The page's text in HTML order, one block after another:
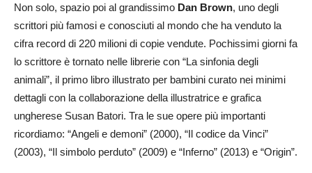
Non solo, spazio poi al grandissimo Dan Brown, uno degli
scrittori più famosi e conosciuti al mondo che ha venduto la
cifra record di 220 milioni di copie vendute. Pochissimi giorni fa
lo scrittore è tornato nelle librerie con “La sinfonia degli
animali”, il primo libro illustrato per bambini curato nei minimi
dettagli con la collaborazione della illustratrice e grafica
ungherese Susan Batori. Tra le sue opere più importanti
ricordiamo: “Angeli e demoni” (2000), “Il codice da Vinci”
(2003), “Il simbolo perduto” (2009) e “Inferno” (2013) e “Origin”.